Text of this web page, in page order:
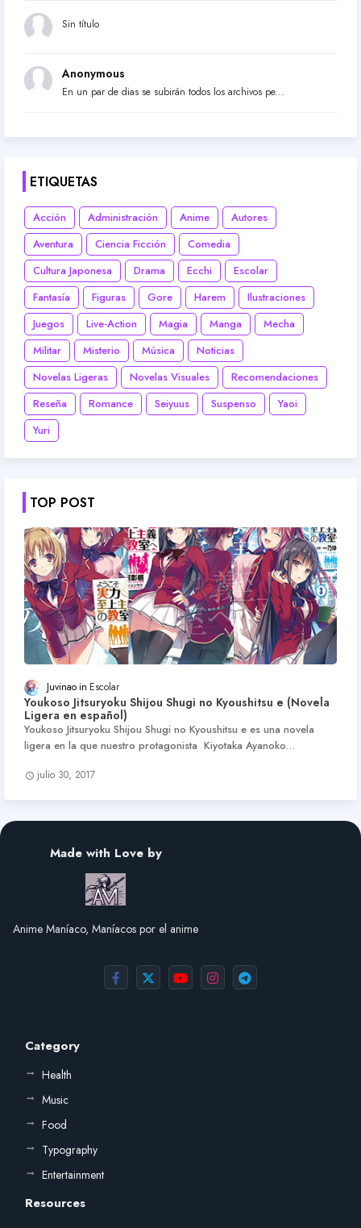
Sin título
Anonymous
En un par de dias se subirán todos los archivos pe...
ETIQUETAS
Acción Administración Anime
Autores
Aventura
Ciencia Ficción
Comedia
Cultura Japonesa
Drama Ecchi
Escolar
Fantasía
Figuras Gore Harem
Ilustraciones
Juegos
Live-Action Magia Manga
Mecha
Militar
Misterio Música
Noticias
Novelas Ligeras
Novelas Visuales
Recomendaciones
Reseña
Romance Seiyuus Suspenso
Yaoi
Yuri
TOP POST
Juvinao Escolar
Youkoso Jitsuryoku Shijou Shugi no Kyoushitsu e (Novela
Ligera en español)
Youkoso Jitsuryoku Shijou Shugi no Kyoushitsu e es una novela
ligera en la que nuestro protagonista Kiyotaka Ayanoko…
julio 30, 2017
Made with Love by
Anime Maníaco, Maníacos por el anime
Category
Health
Music
Food
Typography
Entertainment
Resources